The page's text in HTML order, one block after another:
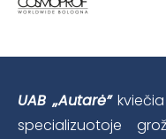
UAB „Autarė”
specializuotoje